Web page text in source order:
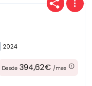
2024
Desde 394,62€ /mes